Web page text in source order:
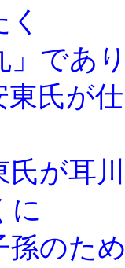
」であ
東氏が
氏が耳
に
孫のた